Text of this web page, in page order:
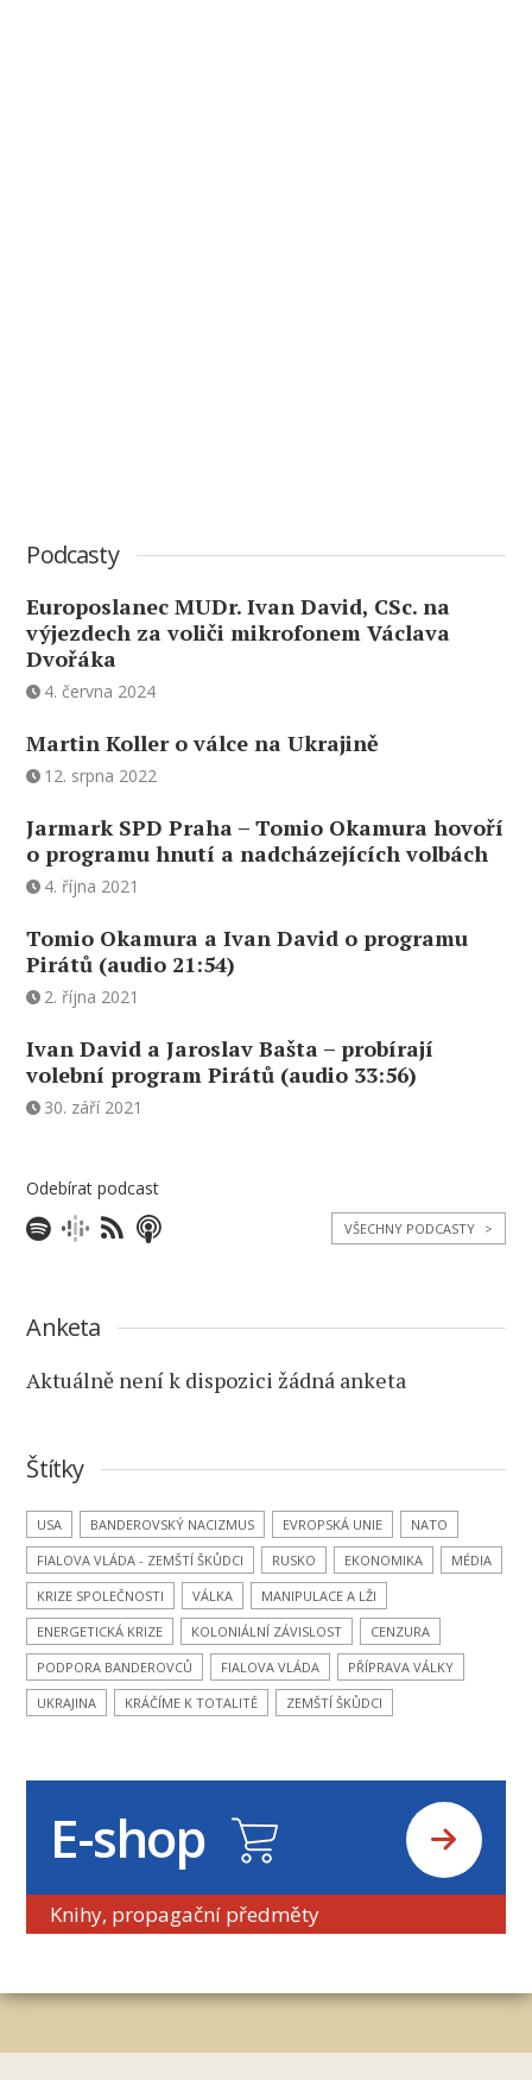
Podcasty
Europoslanec MUDr. Ivan David, CSc. na
výjezdech za voliči mikrofonem Václava
Dvořáka
4. června 2024
Martin Koller o válce na Ukrajině
12. srpna 2022
Jarmark SPD Praha – Tomio Okamura hovoří
o programu hnutí a nadcházejících volbách
4. října 2021
Tomio Okamura a Ivan David o programu
Pirátů (audio 21:54)
2. října 2021
Ivan David a Jaroslav Bašta – probírají
volební program Pirátů (audio 33:56)
30. září 2021
Odebírat podcast
VŠECHNY PODCASTY >
Anketa
Aktuálně není k dispozici žádná anketa
Štítky
USA BANDEROVSKÝ NACIZMUS EVROPSKÁ UNIE
NATO
FIALOVA VLÁDA - ZEMŠTÍ ŠKŮDCI
RUSKO EKONOMIKA
MÉDIA
KRIZE SPOLEČNOSTI
VÁLKA
MANIPULACE A LŽI
ENERGETICKÁ KRIZE
KOLONIÁLNÍ ZÁVISLOST
CENZURA
PODPORA BANDEROVCŮ
FIALOVA VLÁDA
PŘÍPRAVA VÁLKY
UKRAJINA
KRÁČÍME K TOTALITĚ ZEMŠTÍ ŠKŮDCI
E-shop
Knihy, propagační předměty